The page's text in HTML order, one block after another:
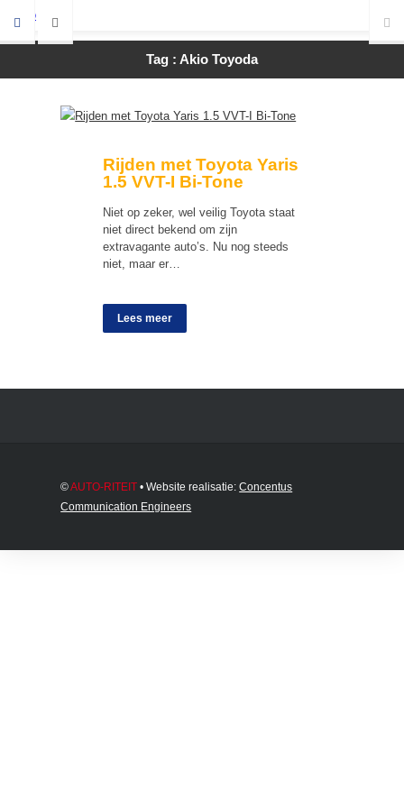
Tag : Akio Toyoda
Rijden met Toyota Yaris
1.5 VVT-I Bi-Tone
Niet op zeker, wel veilig Toyota staat
niet direct bekend om zijn
extravagante auto’s. Nu nog steeds
niet, maar er…
Lees meer
©AUTO-RITEIT • Website realisatie:Concentus
Communication Engineers